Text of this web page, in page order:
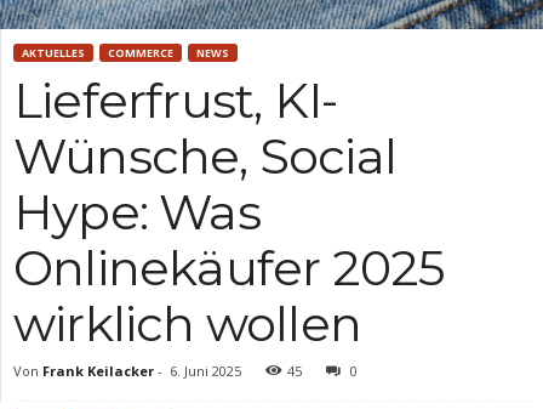
AKTUELLES COMMERCE NEWS
Lieferfrust, KI-
Wünsche, Social
Hype: Was
Onlinekäufer 2025
wirklich wollen
Von Frank Keilacker - 6. Juni 2025 45 0